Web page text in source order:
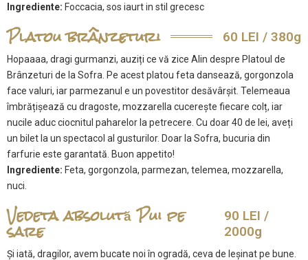
Ingrediente: Foccacia, sos iaurt in stil grecesc
Platou brânzeturi 60 LEI / 380g
Hopaaaa, dragi gurmanzi, auziți ce vă zice Alin despre Platoul de
Brânzeturi de la Sofra. Pe acest platou feta dansează, gorgonzola
face valuri, iar parmezanul e un povestitor desăvârșit. Telemeaua
îmbrățișează cu dragoste, mozzarella cucerește fiecare colț, iar
nucile aduc ciocnitul paharelor la petrecere. Cu doar 40 de lei, aveți
un bilet la un spectacol al gusturilor. Doar la Sofra, bucuria din
farfurie este garantată. Buon appetito!
Ingrediente: Feta, gorgonzola, parmezan, telemea, mozzarella,
nuci.
Vedeta absolută Pui pe
sare
90 LEI /
2000g
Și iată, dragilor, avem bucate noi în ogradă, ceva de leșinat pe bune.